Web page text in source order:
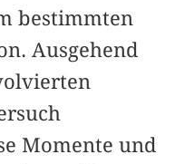
bestimmten
Ausgehend
Momente und